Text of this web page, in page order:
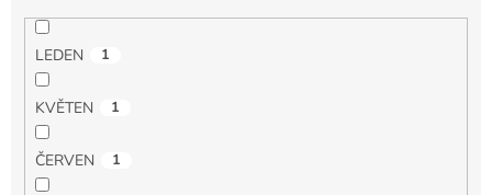
LEDEN 1
KVĚTEN 1
ČERVEN 1